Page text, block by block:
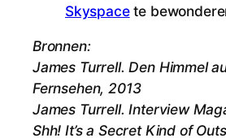
Skyspacete
Bronnen:
James Turrell. Den Himmel
Fernsehen, 2013
James Turrell. Interview
Shh! It’s a Secret Kind of